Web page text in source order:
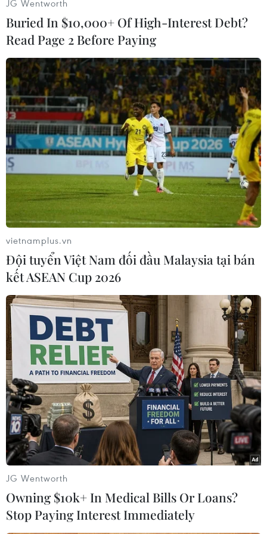
tăng.
Theo số liệu của Cơ quan chống ma túy và tội
phạm Liên hợp quốc, đã có 185 tấn ma túy bị
thu giữ trên toàn cầu năm 2017, tăng gấp 7,4 lần
so với năm 2007, trong đó 51% là từ khu vực
châu Á-Thái Bình Dương và 47% là từ Bắc Mỹ./.
(TTXVN/Vietnam+)
#Phòng chống ma túy
#Tam giác vàng
#Buôn bán ma túy
#Hải quan Hàn Quốc
#KCS
Hàn Quốc
Theo dõi VietnamPlus
JG Wentworth
Buried In $10,000+ Of High-Interest Debt?
Read Page 2 Before Paying
vietnamplus.vn
Đội tuyển Việt Nam đối đầu Malaysia tại bán
kết ASEAN Cup 2026
JG Wentworth
Owning $10k+ In Medical Bills Or Loans?
Stop Paying Interest Immediately